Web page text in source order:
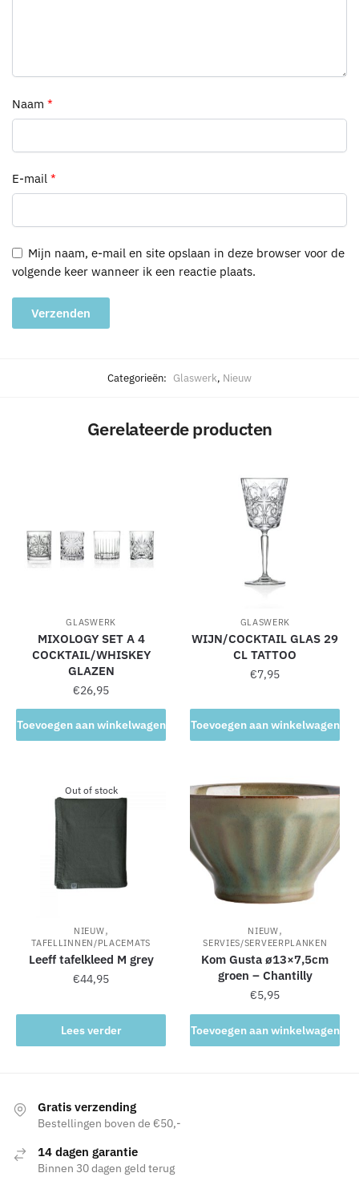
Naam *
E-mail *
Mijn naam, e-mail en site opslaan in deze browser voor de
volgende keer wanneer ik een reactie plaats.
Categorieën: Glaswerk, Nieuw
Gerelateerde producten
GLASWERK
MIXOLOGY SET A 4
COCKTAIL/WHISKEY
GLAZEN
€26,95
Toevoegen aan winkelwagen
GLASWERK
WIJN/COCKTAIL GLAS 29
CL TATTOO
€7,95
Toevoegen aan winkelwagen
Out of stock
NIEUW,
TAFELLINNEN/PLACEMATS
Leeff tafelkleed M grey
€44,95
Lees verder
NIEUW,
SERVIES/SERVEERPLANKEN
Kom Gusta ø13×7,5cm
groen – Chantilly
€5,95
Toevoegen aan winkelwagen
Gratis verzending
Bestellingen boven de €50,-
14 dagen garantie
Binnen 30 dagen geld terug